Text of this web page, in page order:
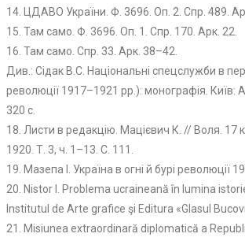
14. ЦДАВО України. Ф. 3696. Оп. 2. Спр. 489.
15. Там само. Ф. 3696. Оп. 1. Спр. 170. Арк. 22.
16. Там само. Спр. 33. Арк. 38–42.
Див.: Сідак В.С. Національні спецслужби в
революції 1917–1921 рр.): монографія. Київ:
320 с.
18. Листи в редакцію. Мацієвич К. // Воля. 17
1920. Т. 3, ч. 1–13. С. 111.
19. Мазепа І. Україна в огні й бурі революції
20. Nistor І. Problema ucraineană în lumina
Institutul de Arte grafice şi Editurа «Glasul
21. Misiunea extraordinară diplomatică a